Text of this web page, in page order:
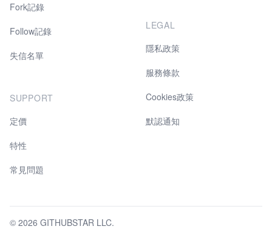
Fork記錄
Follow記錄
失信名單
SUPPORT
定價
特性
常見問題
LEGAL
隱私政策
服務條款
Cookies政策
默認通知
© 2026 GITHUBSTAR LLC.